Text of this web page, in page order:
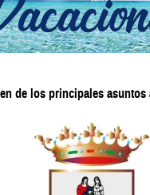
de los principales